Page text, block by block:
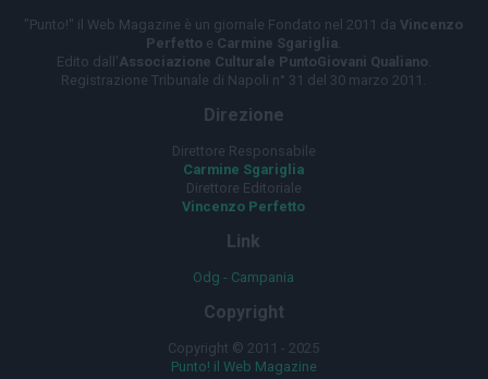
"Punto!" il Web Magazine è un giornale Fondato nel 2011 da Vincenzo
Perfetto e Carmine Sgariglia.
Edito dall'Associazione Culturale PuntoGiovani Qualiano.
Registrazione Tribunale di Napoli n° 31 del 30 marzo 2011.
Direzione
Direttore Responsabile
Carmine Sgariglia
Direttore Editoriale
Vincenzo Perfetto
Link
Odg - Campania
Copyright
Copyright © 2011 - 2025
Punto! il Web Magazine